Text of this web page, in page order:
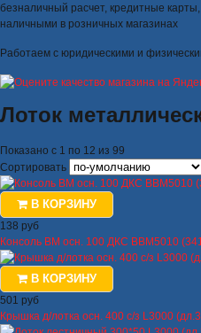
безналичный расчет, кредитные
наличными в розничных магазинах
Работаем с юридическими и
Лоток
Показано с 1 по 12 из 99
Сортировать
В КОРЗИНУ
138 руб
Консоль BM осн. 100 ДКС BBM5010
В КОРЗИНУ
501 руб
Крышка д/лотка осн. 400 с/з L3000